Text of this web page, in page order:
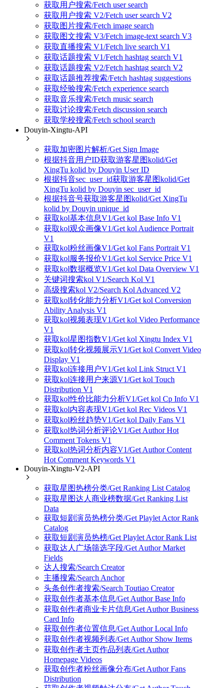
获取用户搜索/Fetch user search
获取用户搜索 V2/Fetch user search V2
获取图片搜索/Fetch image search
获取图文搜索 V3/Fetch image-text search V3
获取直播搜索 V1/Fetch live search V1
获取话题搜索 V1/Fetch hashtag search V1
获取话题搜索 V2/Fetch hashtag search V2
获取话题推荐搜索/Fetch hashtag suggestions
获取经验搜索/Fetch experience search
获取音乐搜索/Fetch music search
获取讨论搜索/Fetch discussion search
获取学校搜索/Fetch school search
Douyin-Xingtu-API
获取加密图片解析/Get Sign Image
根据抖音用户ID获取游客星图kolid/Get
XingTu kolid by Douyin User ID
根据抖音sec_user_id获取游客星图kolid/Get
XingTu kolid by Douyin sec_user_id
根据抖音号获取游客星图kolid/Get XingTu
kolid by Douyin unique_id
获取kol基本信息V1/Get kol Base Info V1
获取kol观众画像V1/Get kol Audience Portrait
V1
获取kol粉丝画像V1/Get kol Fans Portrait V1
获取kol服务报价V1/Get kol Service Price V1
获取kol数据概览V1/Get kol Data Overview V1
关键词搜索kol V1/Search Kol V1
高级搜索kol V2/Search Kol Advanced V2
获取kol转化能力分析V1/Get kol Conversion
Ability Analysis V1
获取kol视频表现V1/Get kol Video Performance
V1
获取kol星图指数V1/Get kol Xingtu Index V1
获取kol转化视频展示V1/Get kol Convert Video
Display V1
获取kol连接用户V1/Get kol Link Struct V1
获取kol连接用户来源V1/Get kol Touch
Distribution V1
获取kol性价比能力分析V1/Get kol Cp Info V1
获取kol内容表现V1/Get kol Rec Videos V1
获取kol粉丝趋势V1/Get kol Daily Fans V1
获取kol热词分析评论V1/Get Author Hot
Comment Tokens V1
获取kol热词分析内容V1/Get Author Content
Hot Comment Keywords V1
Douyin-Xingtu-V2-API
获取星图热榜分类/Get Ranking List Catalog
获取星图达人商业榜数据/Get Ranking List
Data
获取短剧演员热榜分类/Get Playlet Actor Rank
Catalog
获取短剧演员热榜/Get Playlet Actor Rank List
获取达人广场筛选字段/Get Author Market
Fields
达人搜索/Search Creator
主播搜索/Search Anchor
头条创作者搜索/Search Toutiao Creator
获取创作者基本信息/Get Author Base Info
获取创作者商业卡片信息/Get Author Business
Card Info
获取创作者位置信息/Get Author Local Info
获取创作者视频列表/Get Author Show Items
获取创作者主页作品列表/Get Author
Homepage Videos
获取创作者粉丝画像分布/Get Author Fans
Distribution